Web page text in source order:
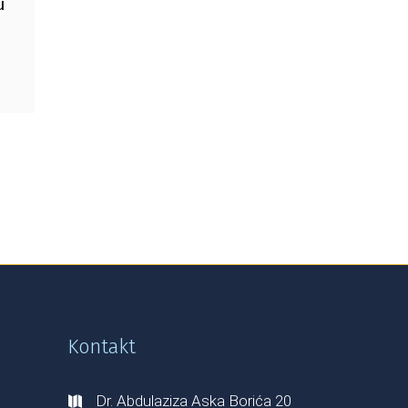
Kontakt
Dr. Abdulaziza Aska Borića 20